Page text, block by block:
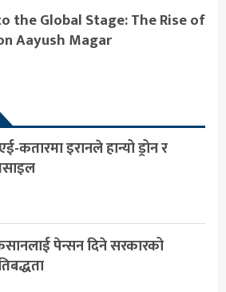
the Global Stage: The Rise of
Aayush Magar
कतारमा इरानले हान्यो ड्रोन र
पेन्सन दिने सरकारको